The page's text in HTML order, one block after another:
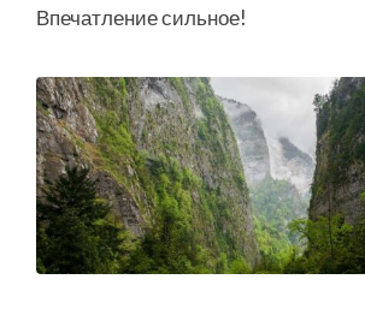
Впечатление сильное!